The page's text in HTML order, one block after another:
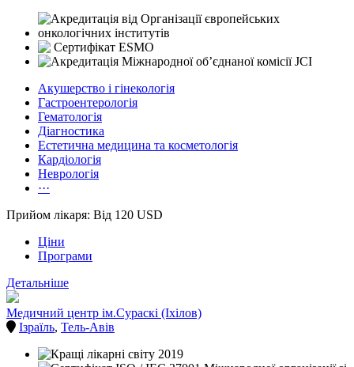
Акушерство і гінекологія
Гастроентерологія
Гематологія
Діагностика
Естетична медицина та косметологія
Кардіологія
Неврологія
···
Прийом лікаря: Від 120 USD
Ціни
Програми
Детальніше
Медичний центр ім.Сураскі (Іхілов)
Ізраїль, Тель-Авів